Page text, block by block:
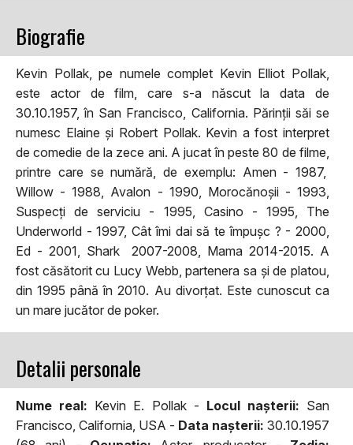
Biografie
Kevin Pollak, pe numele complet Kevin Elliot Pollak,
este actor de film, care s-a născut la data de
30.10.1957, în San Francisco, California. Părinții săi se
numesc Elaine și Robert Pollak. Kevin a fost interpret
de comedie de la zece ani. A jucat în peste 80 de filme,
printre care se numără, de exemplu: Amen - 1987,
Willow - 1988, Avalon - 1990, Morocănoșii - 1993,
Suspecți de serviciu - 1995, Casino - 1995, The
Underworld - 1997, Cât îmi dai să te împușc ? - 2000,
Ed - 2001, Shark 2007-2008, Mama 2014-2015. A
fost căsătorit cu Lucy Webb, partenera sa și de platou,
din 1995 până în 2010. Au divorțat. Este cunoscut ca
un mare jucător de poker.
Detalii personale
Nume real: Kevin E. Pollak - Locul naşterii: San
Francisco, California, USA - Data naşterii: 30.10.1957